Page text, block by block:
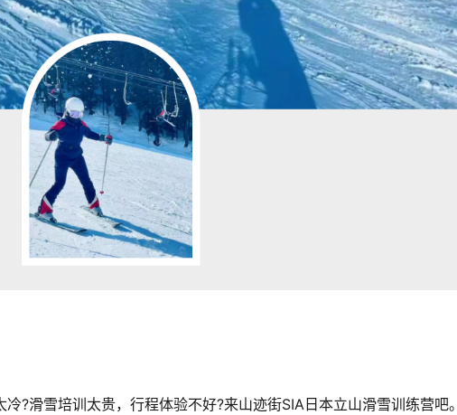
?滑雪培训太贵，行程体验不好?来山迹街SIA日本立山滑雪训练营吧